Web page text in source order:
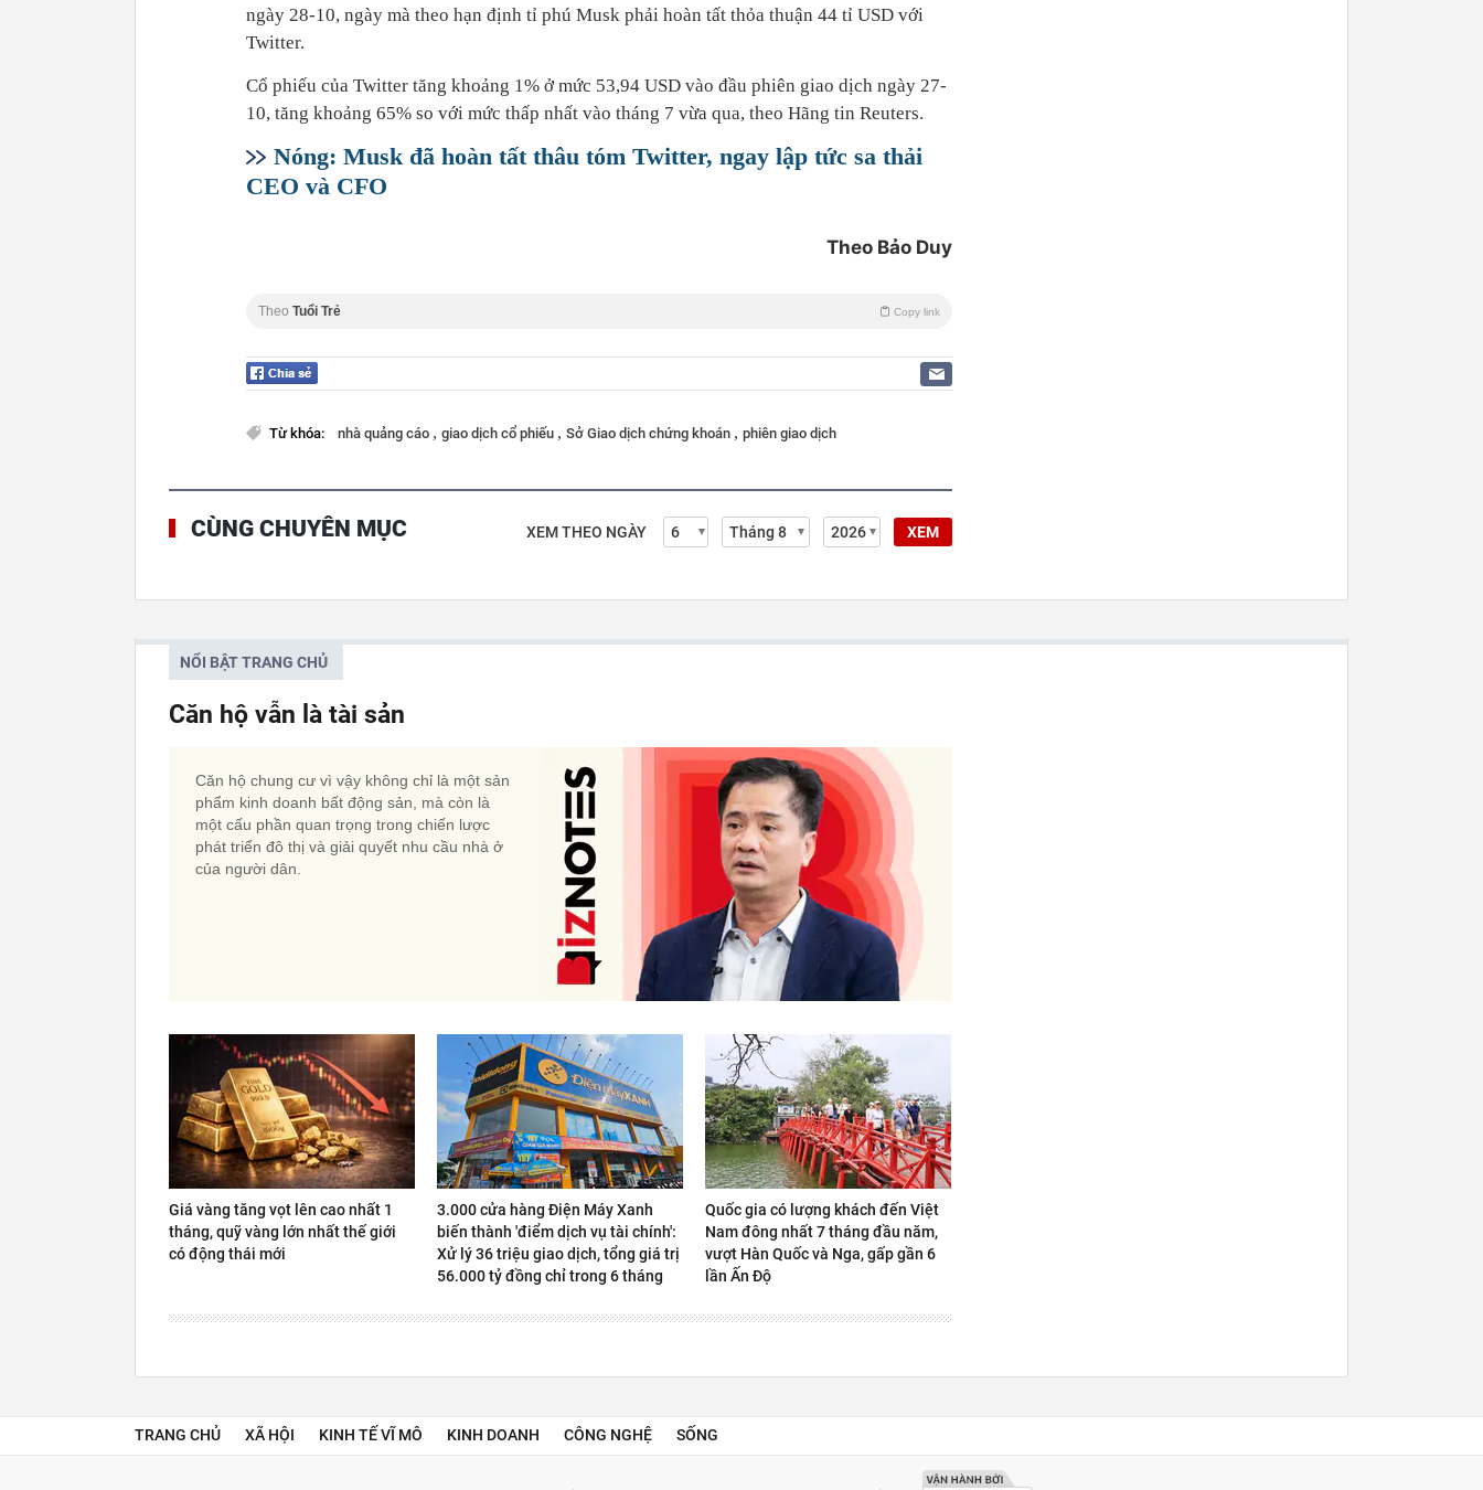
ngày 28-10, ngày mà theo hạn định tỉ phú Musk phải hoàn tất thỏa thuận 44 tỉ USD với
Twitter.
Cổ phiếu của Twitter tăng khoảng 1% ở mức 53,94 USD vào đầu phiên giao dịch ngày 27-
10, tăng khoảng 65% so với mức thấp nhất vào tháng 7 vừa qua, theo Hãng tin Reuters.
Nóng: Musk đã hoàn tất thâu tóm Twitter, ngay lập tức sa thải
CEO và CFO
Theo Bảo Duy
Theo Tuổi Trẻ Copy link
Từ khóa: nhà quảng cáo , giao dịch cổ phiếu , Sở Giao dịch chứng khoán , phiên giao dịch
CÙNG CHUYÊN MỤC XEM THEO NGÀY XEM
NỔI BẬT TRANG CHỦ
Căn hộ vẫn là tài sản
Căn hộ chung cư vì vậy không chỉ là một sản
phẩm kinh doanh bất động sản, mà còn là
một cấu phần quan trọng trong chiến lược
phát triển đô thị và giải quyết nhu cầu nhà ở
của người dân.
Giá vàng tăng vọt lên cao nhất 1
tháng, quỹ vàng lớn nhất thế giới
có động thái mới
3.000 cửa hàng Điện Máy Xanh
biến thành 'điểm dịch vụ tài chính':
Xử lý 36 triệu giao dịch, tổng giá trị
56.000 tỷ đồng chỉ trong 6 tháng
Quốc gia có lượng khách đến Việt
Nam đông nhất 7 tháng đầu năm,
vượt Hàn Quốc và Nga, gấp gần 6
lần Ấn Độ
TRANG CHỦ XÃ HỘI KINH TẾ VĨ MÔ KINH DOANH CÔNG NGHỆ SỐNG